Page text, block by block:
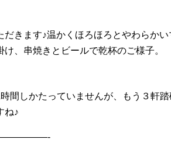
だきます♪温かくほろほろとやわらか
け、串焼きとビールで乾杯のご様子。
間しかたっていませんが、もう３軒
ね♪